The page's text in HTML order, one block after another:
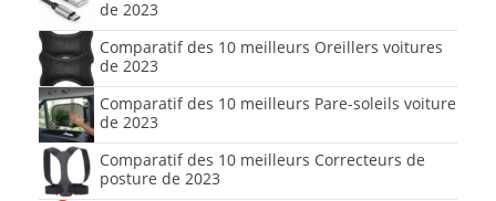
de 2023
Comparatif des 10 meilleurs Oreillers voitures
de 2023
Comparatif des 10 meilleurs Pare-soleils voiture
de 2023
Comparatif des 10 meilleurs Correcteurs de
posture de 2023